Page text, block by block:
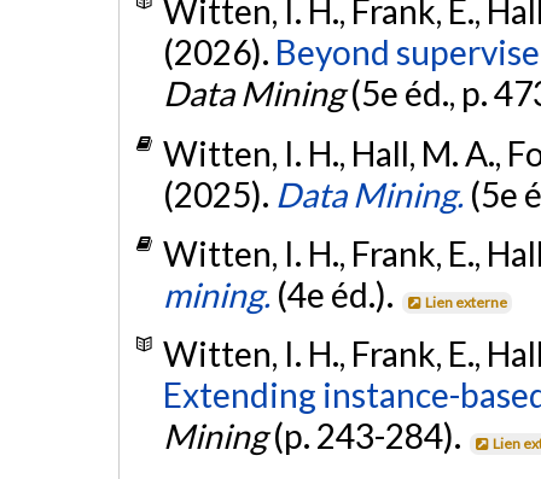
Witten, I. H., Frank, E.,
(2026). Beyond
Data Mining(5e éd., p.
Witten, I. H., Hall, M. A.,
(2025). Data Mining. (5e
Witten, I. H., Frank, E.,
mining. (4e éd.). Lien externe
Witten, I. H., Frank, E.,
Extending instance-
Mining(p. 243-284). Lien